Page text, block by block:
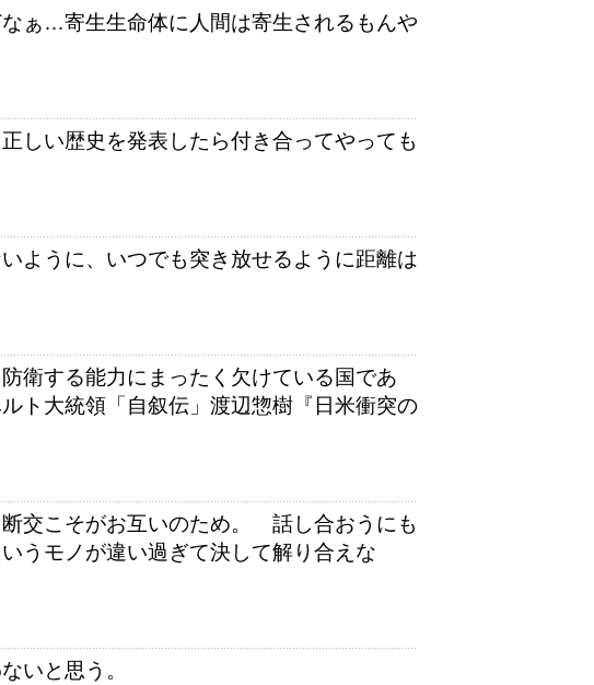
ぁ…寄生生命体に人間は寄生されるもんや
しい歴史を発表したら付き合ってやっても
ように、いつでも突き放せるように距離は
衛する能力にまったく欠けている国であ
ト大統領「自叙伝」渡辺惣樹『日米衝突の
交こそがお互いのため。 話し合おうにも
うモノが違い過ぎて決して解り合えな
いと思う。